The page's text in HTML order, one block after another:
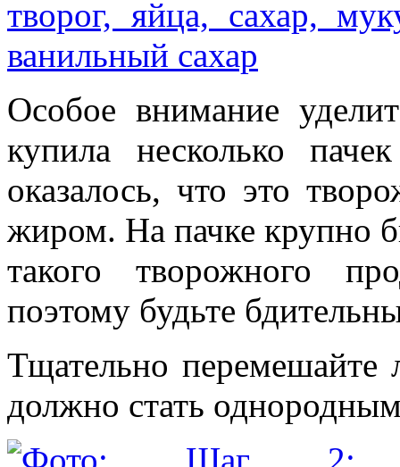
Особое внимание
купила несколько
оказалось, что это
жиром. На пачке
такого творожного
поэтому будьте
Тщательно перемешайте
должно стать